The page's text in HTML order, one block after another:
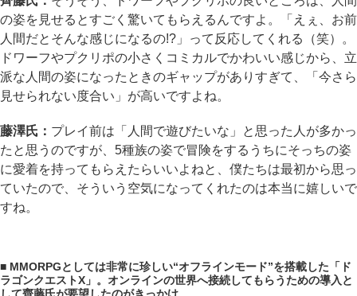
の姿を見せるとすごく驚いてもらえるんですよ。「えぇ、お前
人間だとそんな感じになるの!?」って反応してくれる（笑）。
ドワーフやプクリポの小さくコミカルでかわいい感じから、立
派な人間の姿になったときのギャップがありすぎて、「今さら
見せられない度合い」が高いですよね。
藤澤氏： プレイ前は「人間で遊びたいな」と思った人が多かっ
たと思うのですが、5種族の姿で冒険をするうちにそっちの姿
に愛着を持ってもらえたらいいよねと、僕たちは最初から思っ
ていたので、そういう空気になってくれたのは本当に嬉しいで
すね。
■ MMORPGとしては非常に珍しい“オフラインモード”を搭載した「ド
ラゴンクエストX」。オンラインの世界へ接続してもらうための導入と